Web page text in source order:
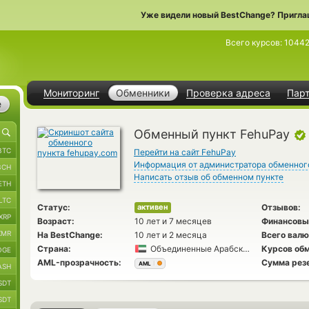
Уже видели новый BestChange?
Мониторинг Обменники Проверка адреса
Всего курсов:
Обменный пункт FehuPay
Перейти на сайт FehuPay
Информация от администратора
Написать отзыв об обменном пункте
Статус: активен
Отзывов:
Возраст:
10 лет и 7 месяцев
На BestChange:
10 лет и 2 месяца
Всего
Страна:
Объединенные Арабские Эмираты
Курсов
AML-прозрачность:
AML Сумма